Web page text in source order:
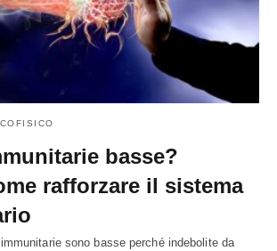
basse?
rafforzare il sistema
sono basse perché indebolite da